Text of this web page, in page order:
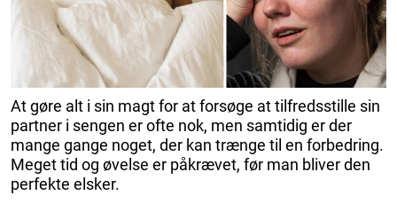
At gøre alt i sin magt for at forsøge at tilfredsstille sin
partner i sengen er ofte nok, men samtidig er der
mange gange noget, der kan trænge til en forbedring.
Meget tid og øvelse er påkrævet, før man bliver den
perfekte elsker.